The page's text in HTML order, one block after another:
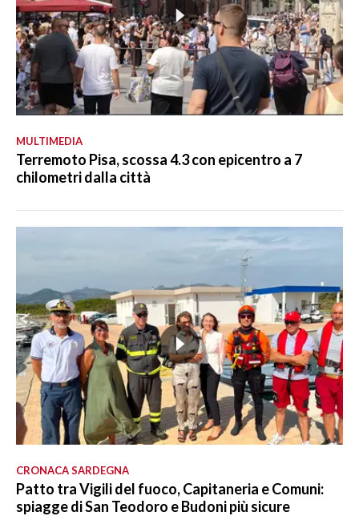
MULTIMEDIA
Terremoto Pisa, scossa 4.3 con epicentro a 7
chilometri dalla città
CRONACA SARDEGNA
Patto tra Vigili del fuoco, Capitaneria e Comuni:
spiagge di San Teodoro e Budoni più sicure